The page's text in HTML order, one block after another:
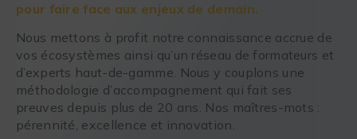
pour faire face aux enjeux de demain.
Nous mettons à profit notre connaissance accrue de
vos écosystèmes ainsi qu’un réseau de formateurs et
d’experts haut-de-gamme. Nous y couplons une
méthodologie d’accompagnement qui fait ses
preuves depuis plus de 20 ans. Nos maîtres-mots :
pérennité, excellence et innovation.